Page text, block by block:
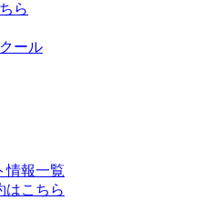
ら
ール
情報一覧
はこちら